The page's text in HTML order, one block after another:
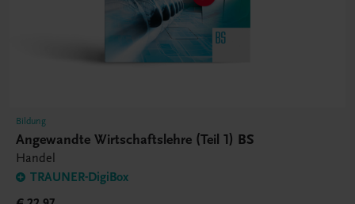
Bildung
Angewandte Wirtschaftslehre (Teil 1) BS
Handel
TRAUNER-DigiBox